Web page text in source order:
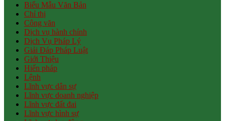
Biểu Mẫu Văn Bản
Chỉ thị
Công văn
Dịch vụ hành chính
Dịch Vụ Pháp Lý
Giải Đáp Pháp Luật
Giới Thiệu
Hiến pháp
Lệnh
Lĩnh vực dân sự
Lĩnh vực doanh nghiệp
Lĩnh vực đất đai
Lĩnh vực hình sự